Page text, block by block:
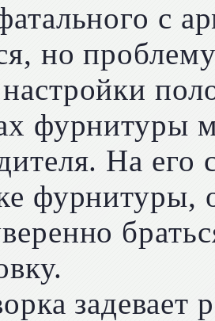
с
но
фурнитуры
На его
фурнитуры,